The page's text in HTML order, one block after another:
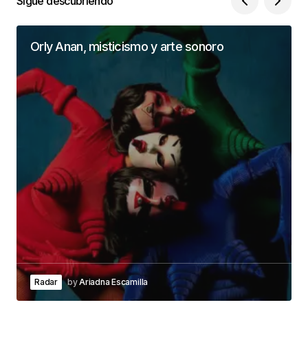
Orly Anan, misticismo y arte sonoro
Radar byAriadna Escamilla